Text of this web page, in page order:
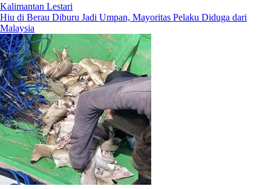
Kalimantan Lestari
Hiu di Berau Diburu Jadi Umpan, Mayoritas Pelaku Diduga dari
Malaysia